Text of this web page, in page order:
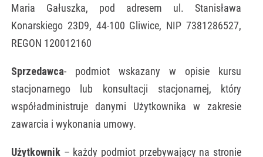
Maria Gałuszka, pod adresem ul. Stanisława
Konarskiego 23D9, 44-100 Gliwice, NIP 7381286527,
REGON 120012160
Sprzedawca- podmiot wskazany w opisie kursu
stacjonarnego lub konsultacji stacjonarnej, który
współadministruje danymi Użytkownika w zakresie
zawarcia i wykonania umowy.
Użytkownik– każdy podmiot przebywający na stronie